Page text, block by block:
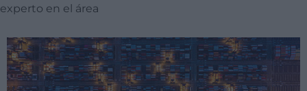
experto en el área